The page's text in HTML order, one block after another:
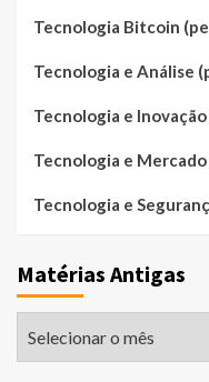
Tecnologia Bitcoin
Tecnologia e Análise
Tecnologia e
Tecnologia e
Tecnologia e
Matérias Antigas